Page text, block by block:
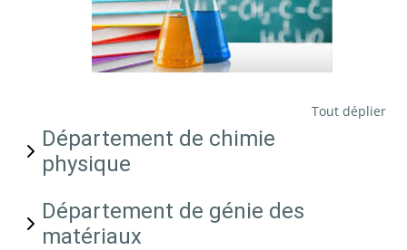
Tout déplier
Département de chimie
physique
Département de génie des
matériaux